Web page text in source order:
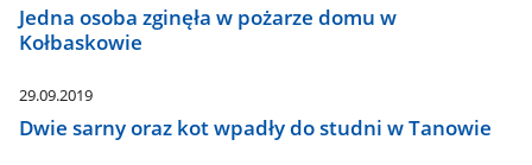
Jedna osoba zginęła w pożarze domu w
Kołbaskowie
29.09.2019
Dwie sarny oraz kot wpadły do studni w Tanowie